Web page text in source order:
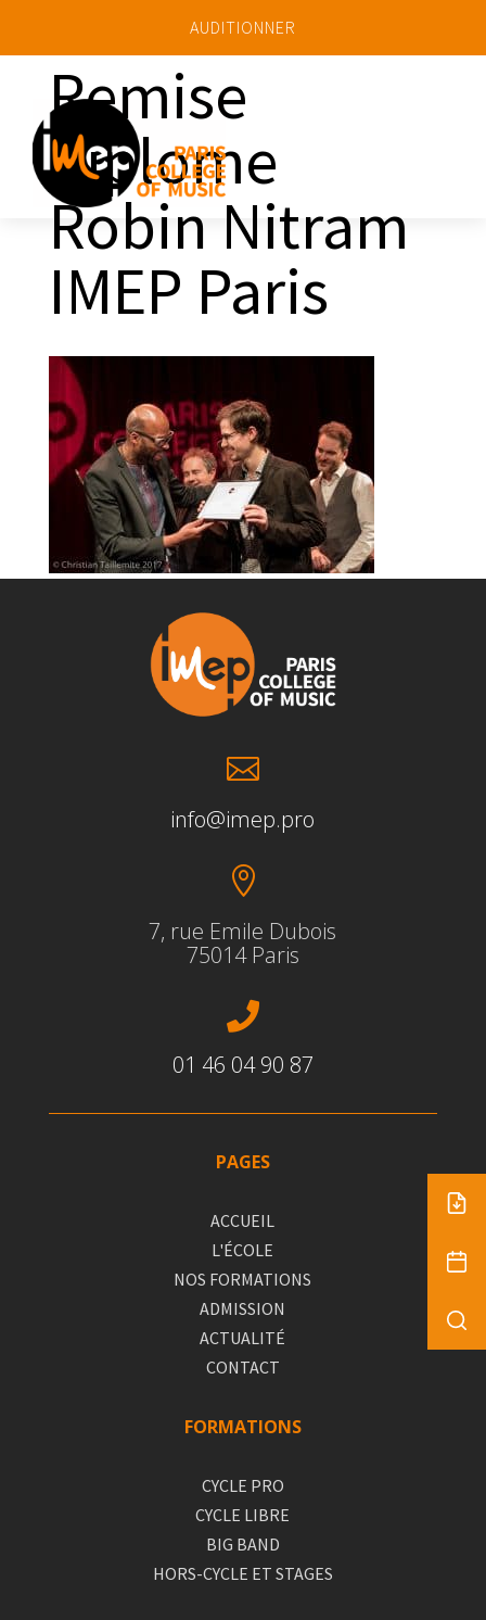
AUDITIONNER
Remise
diplome
Robin Nitram
IMEP Paris

info@imep.pro

7, rue Emile Dubois
75014 Paris

01 46 04 90 87
PAGES
ACCUEIL
L'ÉCOLE
NOS FORMATIONS
ADMISSION
ACTUALITÉ
CONTACT
FORMATIONS
CYCLE PRO
CYCLE LIBRE
BIG BAND
HORS-CYCLE ET STAGES